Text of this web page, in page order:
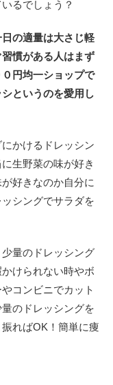
るでしょう？
の適量は大さじ軽
慣がある人はまず
円均一ショップで
というのを愛用し
かけるドレッシン
生野菜の味が好き
好きなのか自分に
シングでサラダを
量のドレッシング
けられない時やボ
コンビニでカット
のドレッシングを
ればOK！簡単に痩